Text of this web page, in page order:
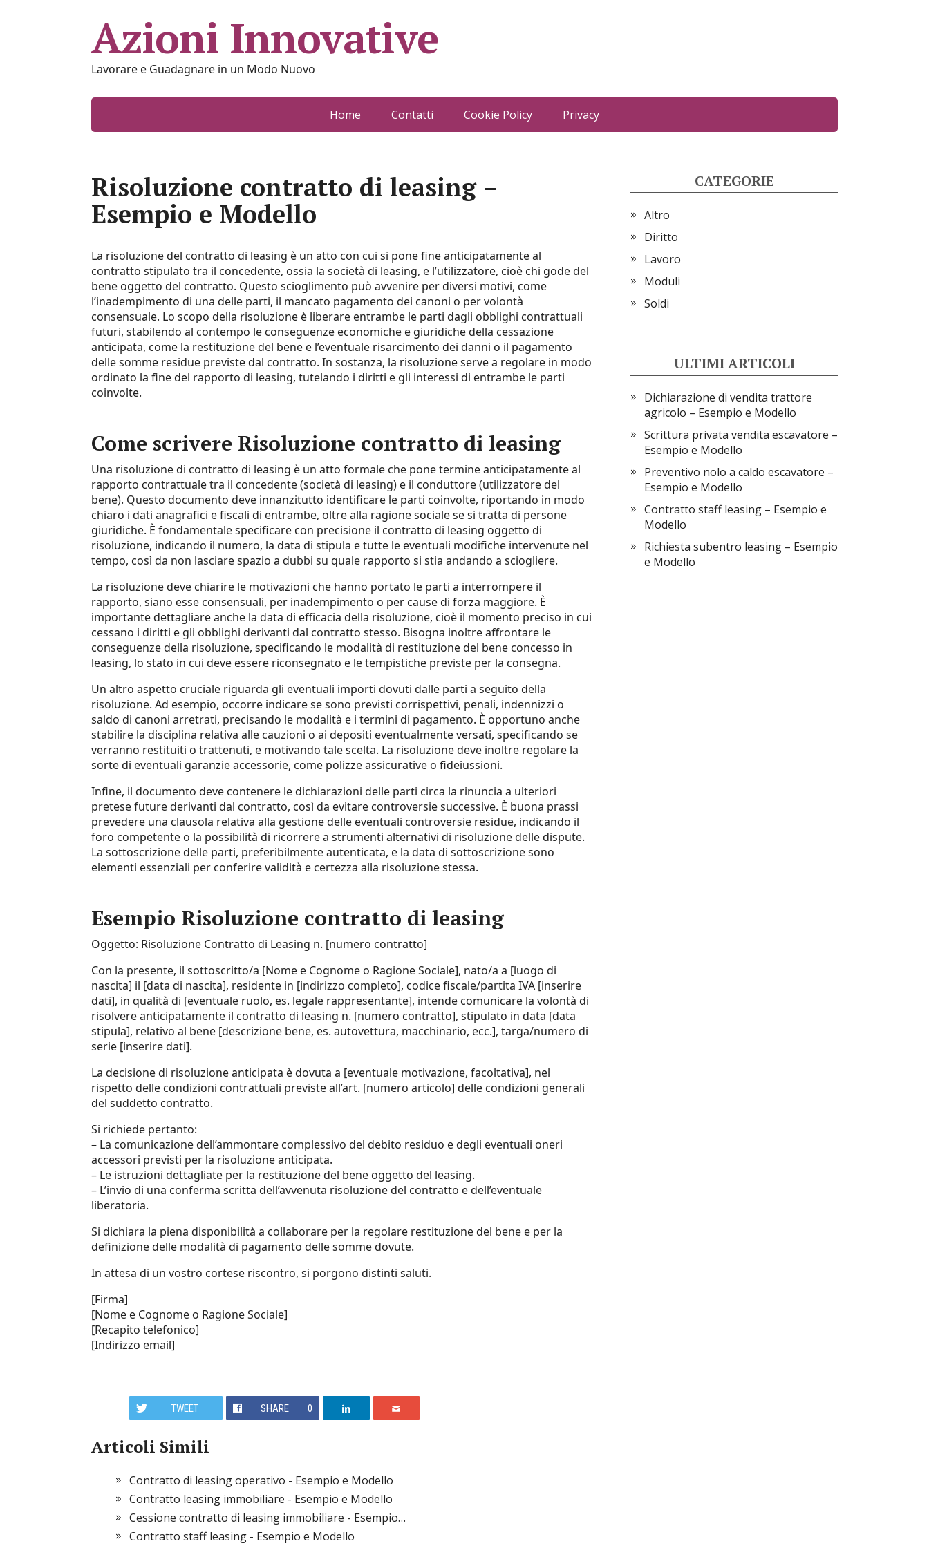
Azioni Innovative
Lavorare e Guadagnare in un Modo Nuovo
Home Contatti Cookie Policy Privacy
Risoluzione contratto di leasing​ –
Esempio e Modello
La risoluzione del contratto di leasing è un atto con cui si pone fine anticipatamente al
contratto stipulato tra il concedente, ossia la società di leasing, e l’utilizzatore, cioè chi gode del
bene oggetto del contratto. Questo scioglimento può avvenire per diversi motivi, come
l’inadempimento di una delle parti, il mancato pagamento dei canoni o per volontà
consensuale. Lo scopo della risoluzione è liberare entrambe le parti dagli obblighi contrattuali
futuri, stabilendo al contempo le conseguenze economiche e giuridiche della cessazione
anticipata, come la restituzione del bene e l’eventuale risarcimento dei danni o il pagamento
delle somme residue previste dal contratto. In sostanza, la risoluzione serve a regolare in modo
ordinato la fine del rapporto di leasing, tutelando i diritti e gli interessi di entrambe le parti
coinvolte.
Come scrivere Risoluzione contratto di leasing​
Una risoluzione di contratto di leasing è un atto formale che pone termine anticipatamente al
rapporto contrattuale tra il concedente (società di leasing) e il conduttore (utilizzatore del
bene). Questo documento deve innanzitutto identificare le parti coinvolte, riportando in modo
chiaro i dati anagrafici e fiscali di entrambe, oltre alla ragione sociale se si tratta di persone
giuridiche. È fondamentale specificare con precisione il contratto di leasing oggetto di
risoluzione, indicando il numero, la data di stipula e tutte le eventuali modifiche intervenute nel
tempo, così da non lasciare spazio a dubbi su quale rapporto si stia andando a sciogliere.
La risoluzione deve chiarire le motivazioni che hanno portato le parti a interrompere il
rapporto, siano esse consensuali, per inadempimento o per cause di forza maggiore. È
importante dettagliare anche la data di efficacia della risoluzione, cioè il momento preciso in cui
cessano i diritti e gli obblighi derivanti dal contratto stesso. Bisogna inoltre affrontare le
conseguenze della risoluzione, specificando le modalità di restituzione del bene concesso in
leasing, lo stato in cui deve essere riconsegnato e le tempistiche previste per la consegna.
Un altro aspetto cruciale riguarda gli eventuali importi dovuti dalle parti a seguito della
risoluzione. Ad esempio, occorre indicare se sono previsti corrispettivi, penali, indennizzi o
saldo di canoni arretrati, precisando le modalità e i termini di pagamento. È opportuno anche
stabilire la disciplina relativa alle cauzioni o ai depositi eventualmente versati, specificando se
verranno restituiti o trattenuti, e motivando tale scelta. La risoluzione deve inoltre regolare la
sorte di eventuali garanzie accessorie, come polizze assicurative o fideiussioni.
Infine, il documento deve contenere le dichiarazioni delle parti circa la rinuncia a ulteriori
pretese future derivanti dal contratto, così da evitare controversie successive. È buona prassi
prevedere una clausola relativa alla gestione delle eventuali controversie residue, indicando il
foro competente o la possibilità di ricorrere a strumenti alternativi di risoluzione delle dispute.
La sottoscrizione delle parti, preferibilmente autenticata, e la data di sottoscrizione sono
elementi essenziali per conferire validità e certezza alla risoluzione stessa.
Esempio Risoluzione contratto di leasing​
Oggetto: Risoluzione Contratto di Leasing n. [numero contratto]
Con la presente, il sottoscritto/a [Nome e Cognome o Ragione Sociale], nato/a a [luogo di
nascita] il [data di nascita], residente in [indirizzo completo], codice fiscale/partita IVA [inserire
dati], in qualità di [eventuale ruolo, es. legale rappresentante], intende comunicare la volontà di
risolvere anticipatamente il contratto di leasing n. [numero contratto], stipulato in data [data
stipula], relativo al bene [descrizione bene, es. autovettura, macchinario, ecc.], targa/numero di
serie [inserire dati].
La decisione di risoluzione anticipata è dovuta a [eventuale motivazione, facoltativa], nel
rispetto delle condizioni contrattuali previste all’art. [numero articolo] delle condizioni generali
del suddetto contratto.
Si richiede pertanto:
– La comunicazione dell’ammontare complessivo del debito residuo e degli eventuali oneri
accessori previsti per la risoluzione anticipata.
– Le istruzioni dettagliate per la restituzione del bene oggetto del leasing.
– L’invio di una conferma scritta dell’avvenuta risoluzione del contratto e dell’eventuale
liberatoria.
Si dichiara la piena disponibilità a collaborare per la regolare restituzione del bene e per la
definizione delle modalità di pagamento delle somme dovute.
In attesa di un vostro cortese riscontro, si porgono distinti saluti.
[Firma]
[Nome e Cognome o Ragione Sociale]
[Recapito telefonico]
[Indirizzo email]
TWEET SHARE 0
Articoli Simili
Contratto di leasing operativo - Esempio e Modello
Contratto leasing immobiliare - Esempio e Modello
Cessione contratto di leasing immobiliare​ - Esempio…
Contratto staff leasing​ - Esempio e Modello
CATEGORIE
Altro
Diritto
Lavoro
Moduli
Soldi
ULTIMI ARTICOLI
Dichiarazione di vendita trattore
agricolo​​ – Esempio e Modello
Scrittura privata vendita escavatore​​ –
Esempio e Modello
Preventivo nolo a caldo escavatore​​ –
Esempio e Modello
Contratto staff leasing​ – Esempio e
Modello
Richiesta subentro leasing – Esempio
e Modello